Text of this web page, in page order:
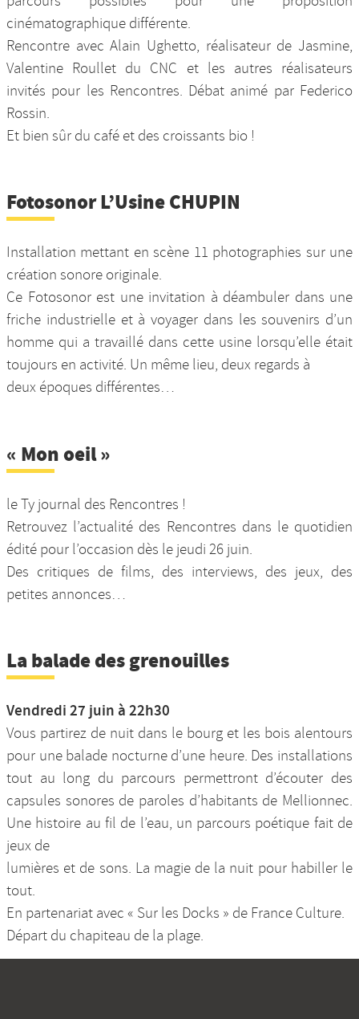
cinématographique différente.
Rencontre avec Alain Ughetto, réalisateur de Jasmine,
Valentine Roullet du CNC et les autres réalisateurs
invités pour les Rencontres. Débat animé par Federico
Rossin.
Et bien sûr du café et des croissants bio !
Fotosonor L’Usine CHUPIN
Installation mettant en scène 11 photographies sur une
création sonore originale.
Ce Fotosonor est une invitation à déambuler dans une
friche industrielle et à voyager dans les souvenirs d’un
homme qui a travaillé dans cette usine lorsqu’elle était
toujours en activité. Un même lieu, deux regards à
deux époques différentes…
« Mon oeil »
le Ty journal des Rencontres !
Retrouvez l’actualité des Rencontres dans le quotidien
édité pour l’occasion dès le jeudi 26 juin.
Des critiques de films, des interviews, des jeux, des
petites annonces…
La balade des grenouilles
Vendredi 27 juin à 22h30
Vous partirez de nuit dans le bourg et les bois alentours
pour une balade nocturne d’une heure. Des installations
tout au long du parcours permettront d’écouter des
capsules sonores de paroles d’habitants de Mellionnec.
Une histoire au fil de l’eau, un parcours poétique fait de
jeux de
lumières et de sons. La magie de la nuit pour habiller le
tout.
En partenariat avec « Sur les Docks » de France Culture.
Départ du chapiteau de la plage.